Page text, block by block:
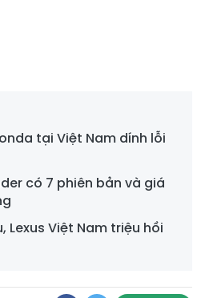
tại Việt Nam dính lỗi
có 7 phiên bản và giá
Lexus Việt Nam triệu hồi